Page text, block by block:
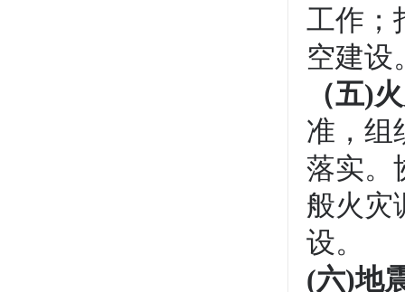
工作；
空建设
（五)
准，组
落实。
般火灾
设。
(六)地